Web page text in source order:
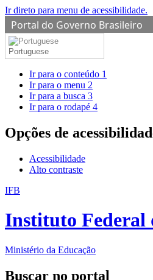
Ir direto para menu de acessibilidade.
Portal do Governo Brasileiro
Portuguese
Ir para o conteúdo 1
Ir para o menu 2
Ir para a busca 3
Ir para o rodapé 4
Opções de
Acessibilidade
Alto contraste
IFB
Instituto Federal
Ministério da Educação
Buscar no portal